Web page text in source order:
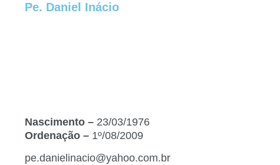
Pe. Daniel Inácio
Nascimento – 23/03/1976
Ordenação – 1º/08/2009
pe.danielinacio@yahoo.com.br